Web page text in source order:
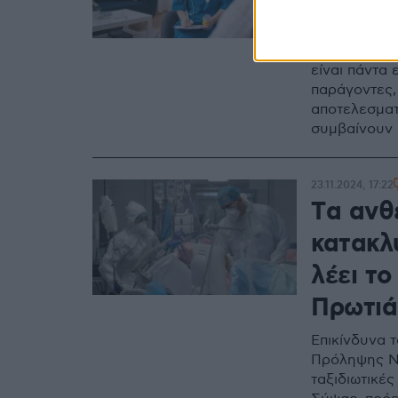
τους
είναι
συμβαίνουν
Tα
λέει
Επικίνδυνα
Πρόληψης
23.11.2024, 17:22